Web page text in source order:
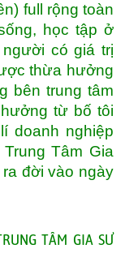
full rộng toàn
học tập ở
có giá trị
thừa hưởng
bên trung tâm
từ bố tôi
doanh nghiệp
Tâm Gia
đời vào ngày
TÂM GIA SƯ